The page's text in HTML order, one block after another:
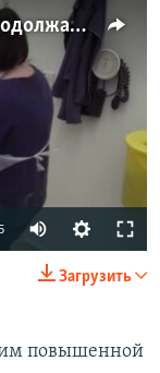
Когда будет вакцина: ученые продолжают изучать новый коронавирус (видео)
270p
Загрузить
повышенной